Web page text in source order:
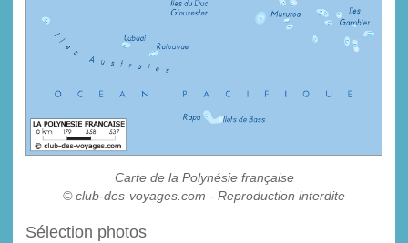
Carte de la Polynésie française
© club-des-voyages.com - Reproduction interdite
Sélection photos